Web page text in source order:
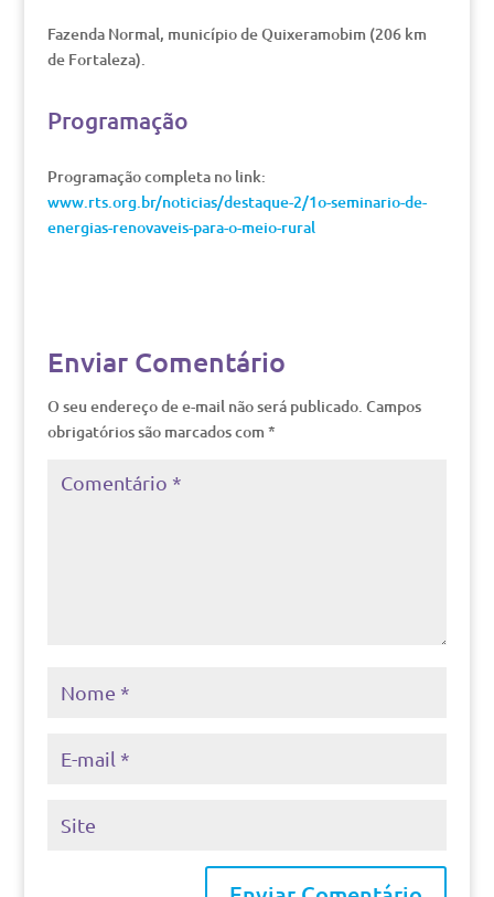
Fazenda Normal, município de Quixeramobim (206 km
de Fortaleza).
Programação
Programação completa no link:
www.rts.org.br/noticias/destaque-2/1o-seminario-de-
energias-renovaveis-para-o-meio-rural
Enviar Comentário
O seu endereço de e-mail não será publicado. Campos
obrigatórios são marcados com *